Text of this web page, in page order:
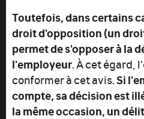
Toutefois, dans certains
droit d'opposition (un
permet de s'opposer à la
l'employeur. À cet égard,
conformer à cet avis.Si
compte, sa décision est
la même occasion, un